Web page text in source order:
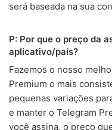
será baseada na sua
P: Por que o preço da
aplicativo/país?
Fazemos o nosso
Premium o mais
pequenas variações
e manter o Telegram
você assina, o preço